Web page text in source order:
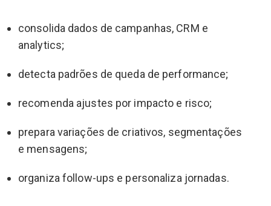
consolida dados de campanhas, CRM e
analytics;
detecta padrões de queda de performance;
recomenda ajustes por impacto e risco;
prepara variações de criativos, segmentações
e mensagens;
organiza follow-ups e personaliza jornadas.